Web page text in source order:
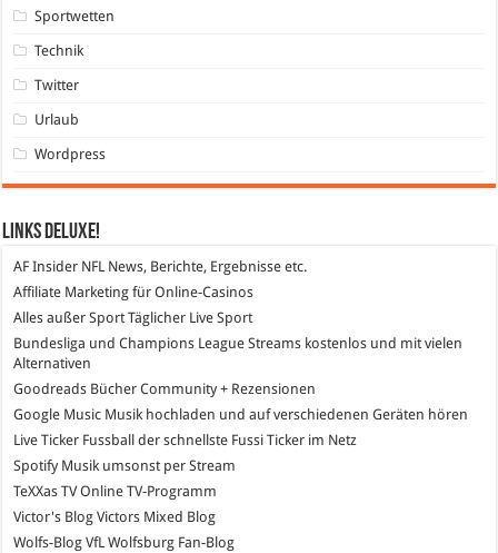
Sportwetten
Technik
Twitter
Urlaub
Wordpress
Links DeLuXe!
AF Insider NFL News, Berichte, Ergebnisse etc.
Affiliate Marketing für Online-Casinos
Alles außer Sport Täglicher Live Sport
Bundesliga und Champions League Streams kostenlos und mit vielen
Alternativen
Goodreads Bücher Community + Rezensionen
Google Music Musik hochladen und auf verschiedenen Geräten hören
Live Ticker Fussball der schnellste Fussi Ticker im Netz
SpotifyMusik umsonst per Stream
TeXXas TVOnline TV-Programm
Victor's Blog Victors Mixed Blog
Wolfs-Blog VfL Wolfsburg Fan-Blog